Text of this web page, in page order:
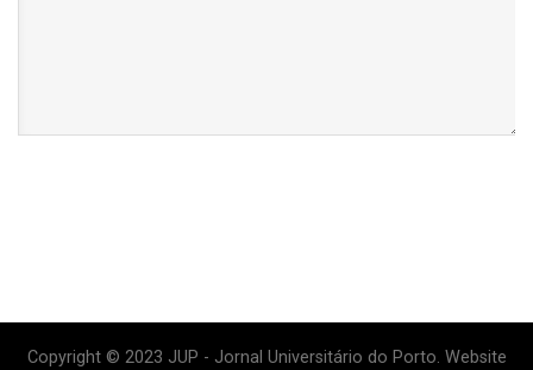
Copyright © 2023 JUP - Jornal Universitário do Porto. Website